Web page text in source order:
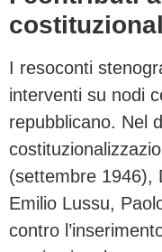
I resoconti
interventi su nodi
repubblicano. Nel
(settembre 1946),
Emilio Lussu,
contro